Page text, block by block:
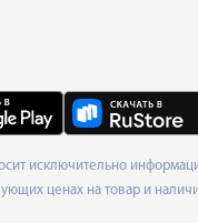
исключительно
ценах на товар и